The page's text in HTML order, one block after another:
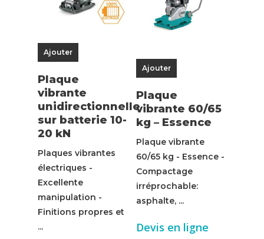
Ajouter
Plaque
vibrante
unidirectionnelle
sur batterie 10-
20 kN
Plaques vibrantes
électriques -
Excellente
manipulation -
Finitions propres et
...
Ajouter
Plaque
vibrante 60/65
kg – Essence
Plaque vibrante
60/65 kg - Essence -
Compactage
irréprochable:
asphalte, ...
Devis en ligne